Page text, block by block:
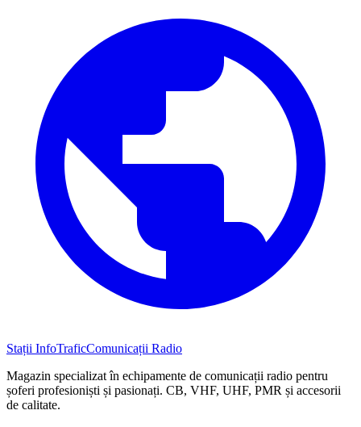
Stații InfoTraficComunicații Radio
Magazin specializat în echipamente de comunicații radio pentru
șoferi profesioniști și pasionați. CB, VHF, UHF, PMR și accesorii
de calitate.